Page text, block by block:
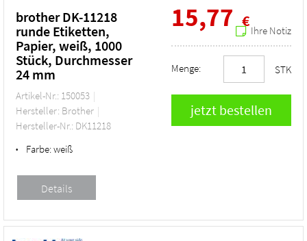
brother DK-11218
runde Etiketten,
Papier, weiß, 1000
Stück, Durchmesser
24 mm
Artikel-Nr.: 150053
Hersteller: Brother
Hersteller-Nr.: DK11218
• Farbe:weiß
15,77 €
Ihre Notiz
Menge: STK